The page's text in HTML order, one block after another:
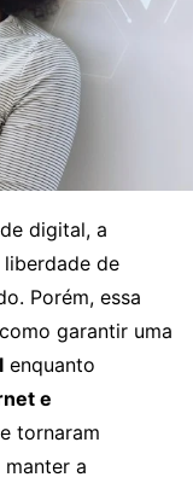
digital, a
de
Porém, essa
garantir uma
enquanto
e
tornaram
a